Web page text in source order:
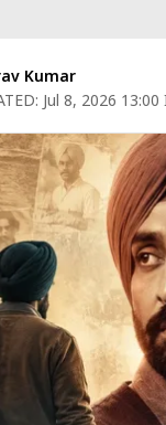
Kumar
Jul 8, 2026 13:00